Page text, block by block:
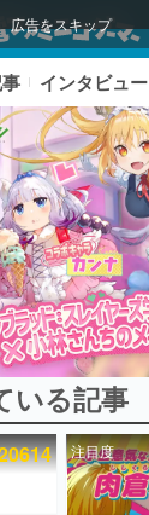
広告をスキップ
いる記事ランキング
インタビュー
いる記事
注目度